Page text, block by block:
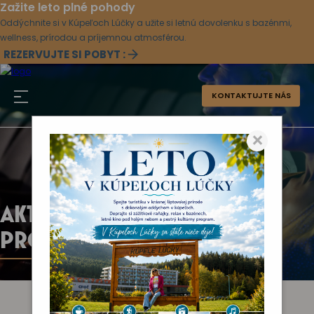
Zažite leto plné pohody
Oddýchnite si v Kúpeľoch Lúčky a užite si letnú dovolenku s bazénmi,
wellness, prírodou a príjemnou atmosférou.
REZERVUJTE SI POBYT :
×
KONTAKTUJTE NÁS
AKTUÁLNY KULTÚRNY
PROGRAM